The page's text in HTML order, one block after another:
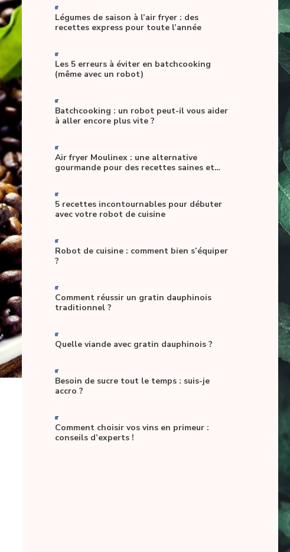
-
Légumes de saison à l’air fryer : des
recettes express pour toute l’année
-
Les 5 erreurs à éviter en batchcooking
(même avec un robot)
-
Batchcooking : un robot peut-il vous aider
à aller encore plus vite ?
-
Air fryer Moulinex : une alternative
gourmande pour des recettes saines et
-
5 recettes incontournables pour débuter
avec votre robot de cuisine
-
Robot de cuisine : comment bien s’équiper
?
-
Comment réussir un gratin dauphinois
traditionnel ?
-
Quelle viande avec gratin dauphinois ?
-
Besoin de sucre tout le temps : suis-je
accro ?
-
Comment choisir vos vins en primeur :
conseils d’experts !